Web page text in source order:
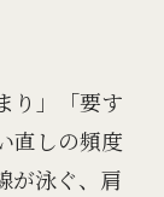
り」「要す
直しの頻度
が泳ぐ、肩